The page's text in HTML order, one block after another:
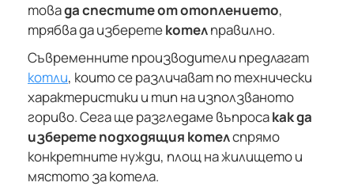
товада спестите от отоплението,
трябва да изберетекотелправилно.
Съвременните производители предлагат
котли, които се различават по технически
характеристики и тип на използваното
гориво. Сега ще разгледаме въпросакак да
изберете подходящия котелспрямо
конкретните нужди, площ на жилището и
мястото за котела.